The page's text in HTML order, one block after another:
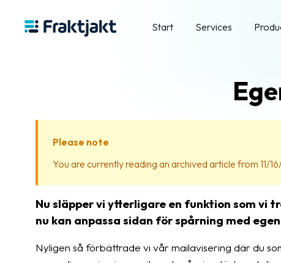
Start Services
Please note
You are currently reading an archived article from 11/
Nu släpper vi ytterligare en funktion som vi
nu kan anpassa sidan för spårning med
Nyligen så förbättrade vi vår mailavisering där du